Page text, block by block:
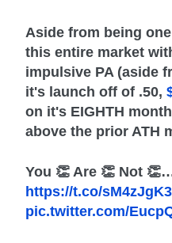
Aside from being
this entire market
impulsive PA (aside
it's launch off of .50,
on it's EIGHTH
above the prior ATH
You 👏 Are 👏 Not
https://t.co/
pic.twitter.com/